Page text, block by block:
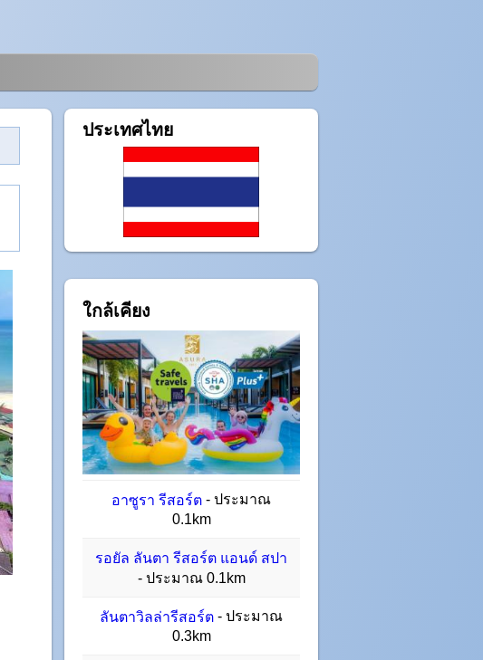
ประเทศไทย
ใกล้เคียง
อาซูรา รีสอร์ต - ประมาณ
0.1km
รอยัล ลันตา รีสอร์ต แอนด์ สปา
- ประมาณ 0.1km
ลันตาวิลล่ารีสอร์ต - ประมาณ
0.3km